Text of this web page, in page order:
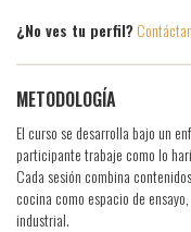
¿No ves tu perfil?
METODOLOGÍA
El curso se desarrolla bajo un
participante trabaje como lo
Cada sesión combina
cocina como espacio de
industrial.